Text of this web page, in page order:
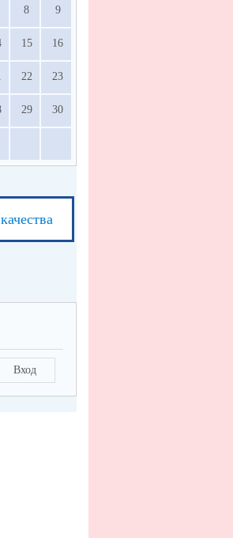
8 9
15 16
22 23
29 30
Вход